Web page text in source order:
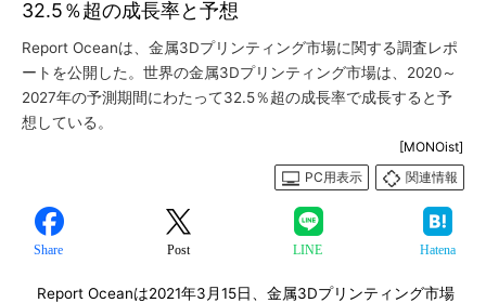
32.5％超の成長率と予想
Report Oceanは、金属3Dプリンティング市場に関する調査レポ
ートを公開した。世界の金属3Dプリンティング市場は、2020～
2027年の予測期間にわたって32.5％超の成長率で成長すると予
想している。
[MONOist]
PC用表示
関連情報
Share Post LINE Hatena
Report Oceanは2021年3月15日、金属3Dプリンティング市場